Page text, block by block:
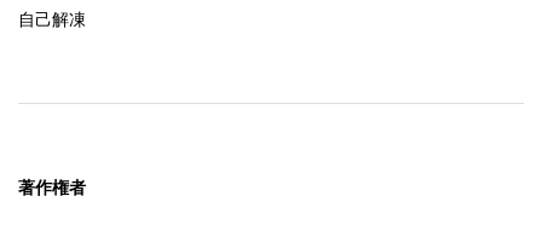
自己解凍
著作権者